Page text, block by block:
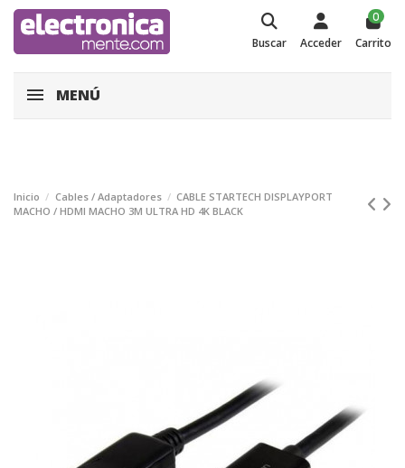
Buscar Acceder
0
Carrito
MENÚ
Inicio Cables / Adaptadores
CABLE STARTECH DISPLAYPORT
MACHO / HDMI MACHO 3M ULTRA HD 4K BLACK